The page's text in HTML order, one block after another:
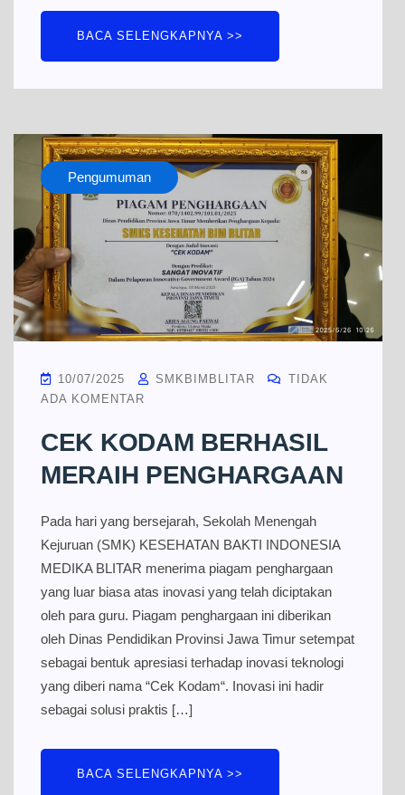
BACA SELENGKAPNYA >>
Pengumuman
10/07/2025 SMKBIMBLITAR
TIDAK
ADA KOMENTAR
CEK KODAM BERHASIL
MERAIH PENGHARGAAN
Pada hari yang bersejarah, Sekolah Menengah
Kejuruan (SMK) KESEHATAN BAKTI INDONESIA
MEDIKA BLITAR menerima piagam penghargaan
yang luar biasa atas inovasi yang telah diciptakan
oleh para guru. Piagam penghargaan ini diberikan
oleh Dinas Pendidikan Provinsi Jawa Timur setempat
sebagai bentuk apresiasi terhadap inovasi teknologi
yang diberi nama “Cek Kodam“. Inovasi ini hadir
sebagai solusi praktis […]
BACA SELENGKAPNYA >>